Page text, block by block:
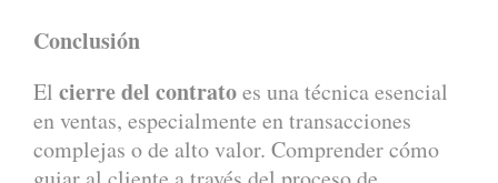
Conclusión
El cierre del contratoes una técnica esencial
en ventas, especialmente en transacciones
complejas o de alto valor. Comprender cómo